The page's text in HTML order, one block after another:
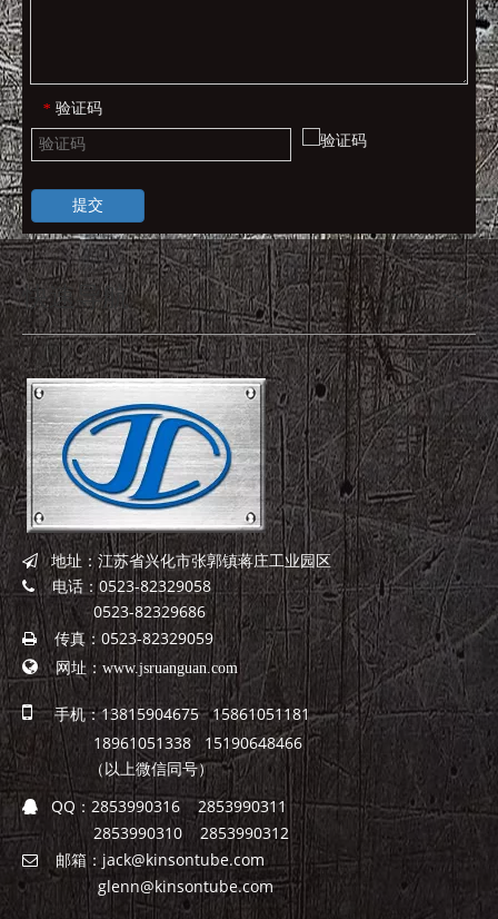
* 验证码
提交
快速导航
地址：江苏省兴化市张郭镇蒋庄工业园区
电话：0523-82329058
0523-82329686
传真：0523-82329059
 网址：www.jsruanguan.com

手机：13815904675 15861051181
18961051338 15190648466
（以上微信同号）
 QQ：2853990316 2853990311
2853990310 2853990312
 邮箱：jack@kinsontube.com
glenn@kinsontube.com